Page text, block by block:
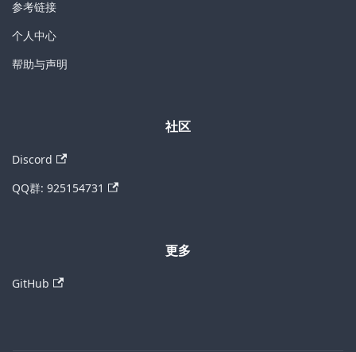
参考链接
个人中心
帮助与声明
社区
Discord
QQ群: 925154731
更多
GitHub